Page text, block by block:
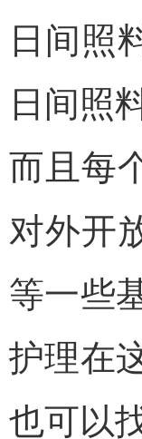
日间照
日间照
而且每
对外开
等一些
护理在
也可以